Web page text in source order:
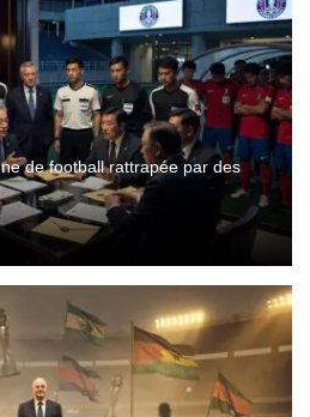
de football rattrapée par des